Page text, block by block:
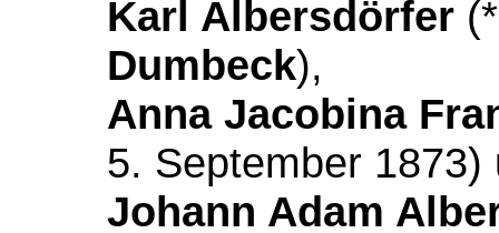
Karl Albersdörfer
Dumbeck),
Anna Jacobina
5. September 1873)
Johann Adam